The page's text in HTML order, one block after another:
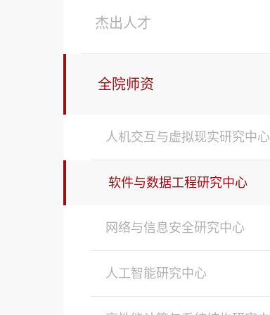
杰出人才
全院师资
人机交互与虚拟现实研究中心
软件与数据工程研究中心
网络与信息安全研究中心
人工智能研究中心